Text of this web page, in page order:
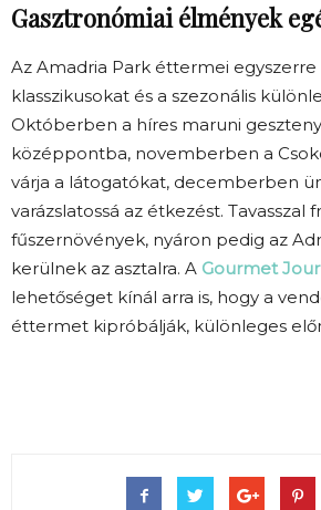
Gasztronómiai élmények
Az Amadria Park éttermei
klasszikusokat és a szezonális
Októberben a híres maruni
középpontba, novemberben a
várja a látogatókat, decemberben
varázslatossá az étkezést. Tavasszal
fűszernövények, nyáron pedig az
kerülnek az asztalra. A Gourmet
lehetőséget kínál arra is, hogy a
éttermet kipróbálják, különleges